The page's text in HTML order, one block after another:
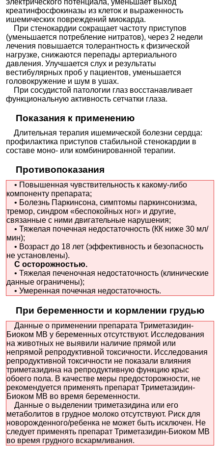
электрического потенциала, уменьшает выход
креатинфосфокиназы из клеток и выраженность
ишемических повреждений миокарда.
При стенокардии сокращает частоту приступов
(уменьшается потребление нитратов), через 2 недели
лечения повышается толерантность к физической
нагрузке, снижаются перепады артериального
давления. Улучшается слух и результаты
вестибулярных проб у пациентов, уменьшается
головокружение и шум в ушах.
При сосудистой патологии глаз восстанавливает
функциональную активность сетчатки глаза.
Показания к применению
Длительная терапия ишемической болезни сердца:
профилактика приступов стабильной стенокардии в
составе моно- или комбинированной терапии.
Противопоказания
• Повышенная чувствительность к какому-либо
компоненту препарата;
• Болезнь Паркинсона, симптомы паркинсонизма,
тремор, синдром «беспокойных ног» и другие,
связанные с ними двигательные нарушения;
• Тяжелая почечная недостаточность (КК ниже 30 мл/
мин);
• Возраст до 18 лет (эффективность и безопасность
не установлены).
С осторожностью.
• Тяжелая печеночная недостаточность (клинические
данные ограничены);
• Умеренная почечная недостаточность.
При беременности и кормлении грудью
Данные о применении препарата Триметазидин-
Биоком MB у беременных отсутствуют. Исследования
на животных не выявили наличие прямой или
непрямой репродуктивной токсичности. Исследования
репродуктивной токсичности не показали влияния
триметазидина на репродуктивную функцию крыс
обоего пола. В качестве меры предосторожности, не
рекомендуется применять препарат Триметазидин-
Биоком MB во время беременности.
Данные о выделении триметазидина или его
метаболитов в грудное молоко отсутствуют. Риск для
новорожденного/ребенка не может быть исключен. Не
следует применять препарат Триметазидин-Биоком MB
во время грудного вскармливания.